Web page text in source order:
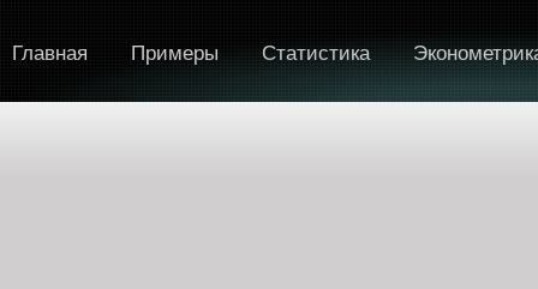
Главная Примеры Статистика